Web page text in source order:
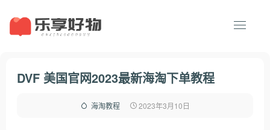
DVF 美国官网2023最新海淘下单教程
海淘教程 2023年3月10日